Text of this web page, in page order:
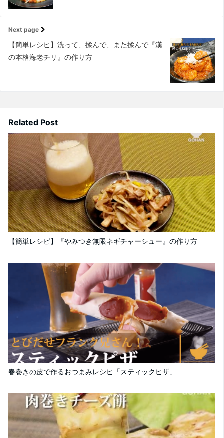
Next page
【簡単レシピ】洗って、揉んで、また揉んで『漢
の本格海老チリ』の作り方
Related Post
【簡単レシピ】『やみつき無限ネギチャーシュー』の作り方
春巻きの皮で作るおつまみレシピ「スティックピザ」